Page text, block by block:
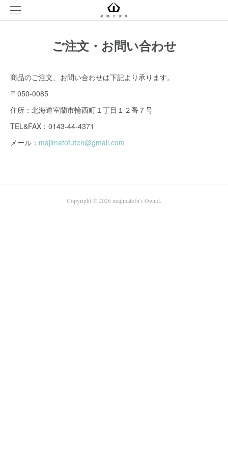
ご注文・お問い合わせ
商品のご注文、お問い合わせは下記より承ります。
〒050-0085
住所：北海道室蘭市輪西町１丁目１２番７号
TEL&FAX：0143-44-4371
メール： majimatofuten@gmail.com
Copyright ©2026 majimatofu's Ownd